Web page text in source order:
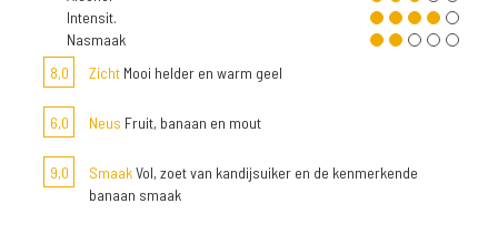
Intensit.
Nasmaak
8,0
Zicht Mooi helder en warm geel
6,0 Neus Fruit, banaan en mout
9,0 SmaakVol, zoet van kandijsuiker en de kenmerkende
banaan smaak